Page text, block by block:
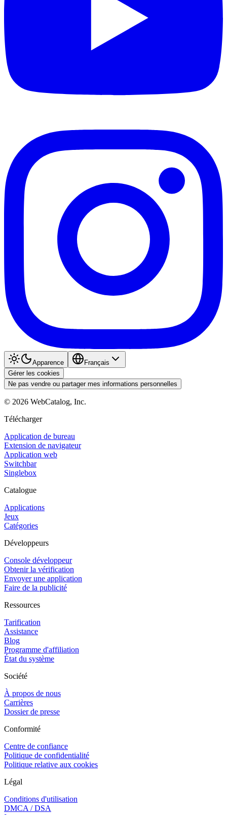
Apparence
Français
Gérer les cookies
Ne pas vendre ou partager mes informations personnelles
© 2026 WebCatalog, Inc.
Télécharger
Application de bureau
Extension de navigateur
Application web
Switchbar
Singlebox
Catalogue
Applications
Jeux
Catégories
Développeurs
Console développeur
Obtenir la vérification
Envoyer une application
Faire de la publicité
Ressources
Tarification
Assistance
Blog
Programme d'affiliation
État du système
Société
À propos de nous
Carrières
Dossier de presse
Conformité
Centre de confiance
Politique de confidentialité
Politique relative aux cookies
Légal
Conditions d'utilisation
DMCA / DSA